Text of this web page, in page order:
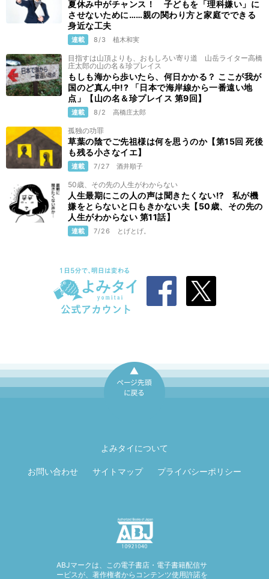
夏休み中がチャンス！ 子どもを「理科嫌い」に
させないために……親の関わり方と家庭でできる
身近な工夫
連載 8/3 植木和実
目指すは山頂よりも、おもしろい寄り道 山岳ライター高橋
庄太郎の山の名＆珍プレイス
もしも海から歩いたら、何日かかる？ ここが我が
国のど真ん中!? 「日本で海岸線から一番遠い地
点」【山の名＆珍プレイス 第9回】
連載 8/2 高橋庄太郎
孤独の功罪
草葉の陰でご先祖様は何を思うのか【第15回 死後
も残る小さなイエ】
連載 7/27 酒井順子
50歳、その先の人生がわからない
人生最期にこの人の声は聞きたくない⁉ 私が機
嫌をとらないと口もきかない夫【50歳、その先の
人生がわからない 第11話】
連載 7/26 とげとげ。
よみタイについて
お問い合わせ サイトマップ プライバシーポリシー
ABJマークは、この電子書店・電子書籍配信サ
ービスが、著作権者からコンテンツ使用許諾を